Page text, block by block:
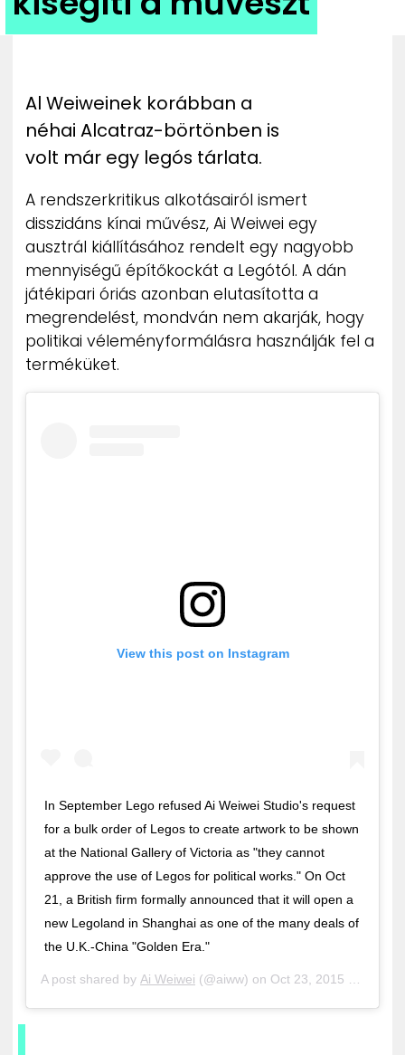
ZENE
PR-ARCHÍVUM
Al Weiweinek korábban a
néhai Alcatraz-börtönben is
volt már egy legós tárlata.
A rendszerkritikus alkotásairól ismert
disszidáns kínai művész, Ai Weiwei egy
ausztrál kiállításához rendelt egy nagyobb
mennyiségű építőkockát a Legótól. A dán
játékipari óriás azonban elutasította a
megrendelést, mondván nem akarják, hogy
politikai véleményformálásra használják fel a
terméküket.
View this post on Instagram
In September Lego refused Ai Weiwei Studio's request
for a bulk order of Legos to create artwork to be shown
at the National Gallery of Victoria as "they cannot
approve the use of Legos for political works." On Oct
21, a British firm formally announced that it will open a
new Legoland in Shanghai as one of the many deals of
the U.K.-China "Golden Era."
A post shared by Ai Weiwei (@aiww) on Oct 23, 2015 at 6:04am PDT